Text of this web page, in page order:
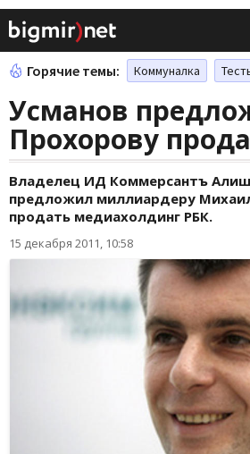
Горячие темы: Коммуналка
Усманов
Прохорову
Владелец ИД Коммерсантъ
предложил миллиардеру
продать медиахолдинг РБК.
15 декабря 2011, 10:58